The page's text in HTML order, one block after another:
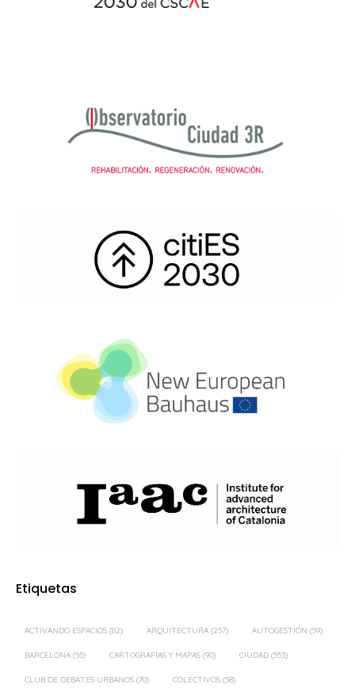
Etiquetas
ACTIVANDO ESPACIOS (82) ARQUITECTURA (257) AUTOGESTIÓN (59)
BARCELONA (55) CARTOGRAFÍAS Y MAPAS (90) CIUDAD (553)
CLUB DE DEBATES URBANOS (70) COLECTIVOS (58)